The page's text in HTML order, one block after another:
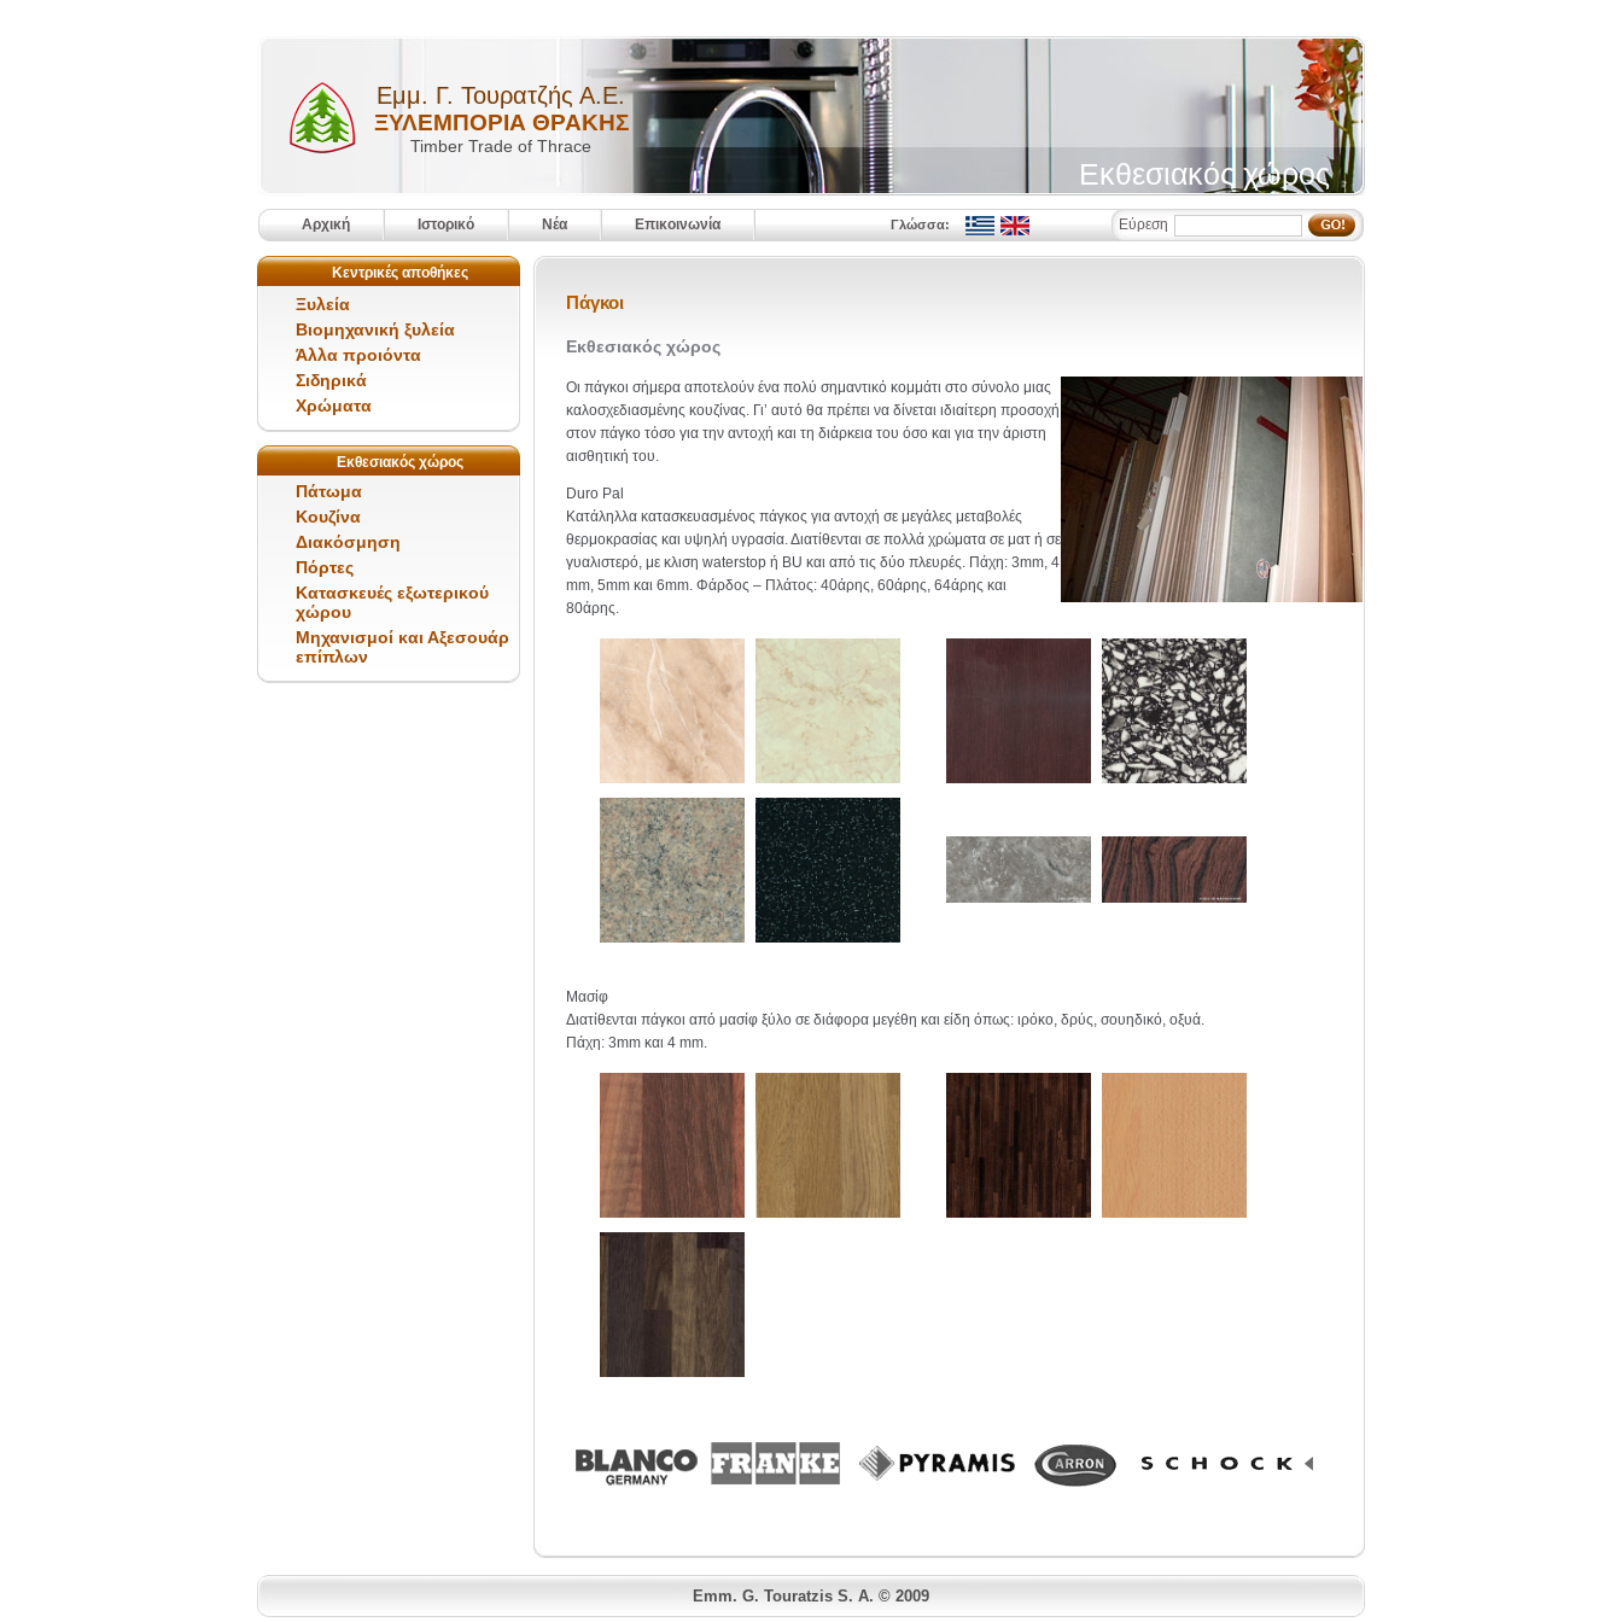
Εμμ. Γ. Τουρατζής Α.Ε.
ΞΥΛΕΜΠΟΡΙΑ ΘΡΑΚΗΣ
Timber Trade of Thrace
Εκθεσιακός χώρος
Αρχική Ιστορικό Νέα Επικοινωνία Γλώσσα: Εύρεση
Κεντρικές αποθήκες
Ξυλεία
Βιομηχανική ξυλεία
Άλλα προιόντα
Σιδηρικά
Χρώματα
Εκθεσιακός χώρος
Πάτωμα
Κουζίνα
Διακόσμηση
Πόρτες
Κατασκευές εξωτερικού
χώρου
Μηχανισμοί και Αξεσουάρ
επίπλων
Πάγκοι
Εκθεσιακός χώρος
Oι πάγκοι σήμερα αποτελούν ένα πολύ σημαντικό κομμάτι στο σύνολο μιας
καλοσχεδιασμένης κουζίνας. Γι’ αυτό θα πρέπει να δίνεται ιδιαίτερη προσοχή
στον πάγκο τόσο για την αντοχή και τη διάρκεια του όσο και για την άριστη
αισθητική του.
Duro Pal
Κατάληλλα κατασκευασμένος πάγκος για αντοχή σε μεγάλες μεταβολές
θερμοκρασίας και υψηλή υγρασία. Διατίθενται σε πολλά χρώματα σε ματ ή σε
γυαλιστερό, με κλιση waterstop ή BU και από τις δύο πλευρές. Πάχη: 3mm, 4
mm, 5mm και 6mm. Φάρδος – Πλάτος: 40άρης, 60άρης, 64άρης και
80άρης.
Μασίφ
Διατίθενται πάγκοι από μασίφ ξύλο σε διάφορα μεγέθη και είδη όπως: ιρόκο, δρύς, σουηδικό, οξυά.
Πάχη: 3mm και 4 mm.
Emm. G. Touratzis S. A. © 2009